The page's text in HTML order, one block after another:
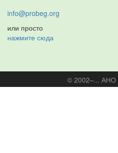
info@probeg.org
или просто
нажмите сюда
© 2002–... АНО